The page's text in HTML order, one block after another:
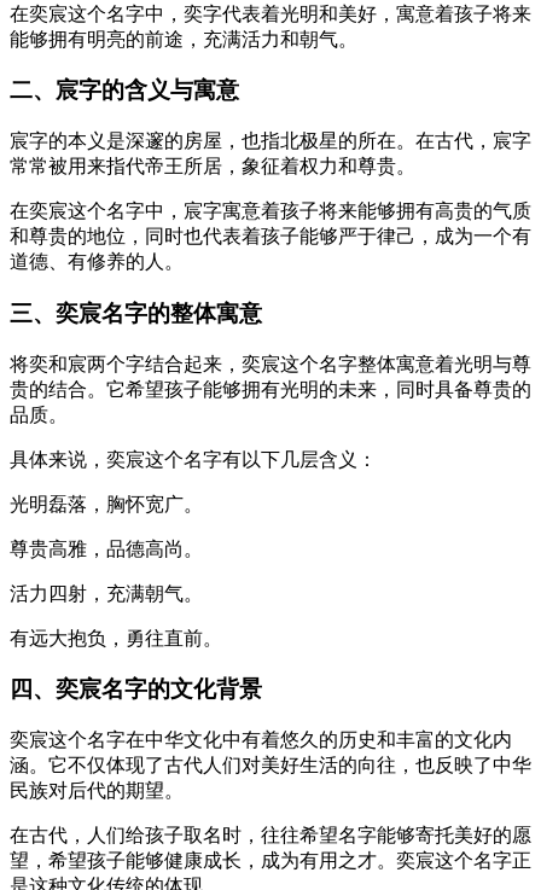
在奕宸这个名字中，奕字代表着光明和美好，寓意着孩子将来
能够拥有明亮的前途，充满活力和朝气。
二、宸字的含义与寓意
宸字的本义是深邃的房屋，也指北极星的所在。在古代，宸字
常常被用来指代帝王所居，象征着权力和尊贵。
在奕宸这个名字中，宸字寓意着孩子将来能够拥有高贵的气质
和尊贵的地位，同时也代表着孩子能够严于律己，成为一个有
道德、有修养的人。
三、奕宸名字的整体寓意
将奕和宸两个字结合起来，奕宸这个名字整体寓意着光明与尊
贵的结合。它希望孩子能够拥有光明的未来，同时具备尊贵的
品质。
具体来说，奕宸这个名字有以下几层含义：
光明磊落，胸怀宽广。
尊贵高雅，品德高尚。
活力四射，充满朝气。
有远大抱负，勇往直前。
四、奕宸名字的文化背景
奕宸这个名字在中华文化中有着悠久的历史和丰富的文化内
涵。它不仅体现了古代人们对美好生活的向往，也反映了中华
民族对后代的期望。
在古代，人们给孩子取名时，往往希望名字能够寄托美好的愿
望，希望孩子能够健康成长，成为有用之才。奕宸这个名字正
是这种文化传统的体现。